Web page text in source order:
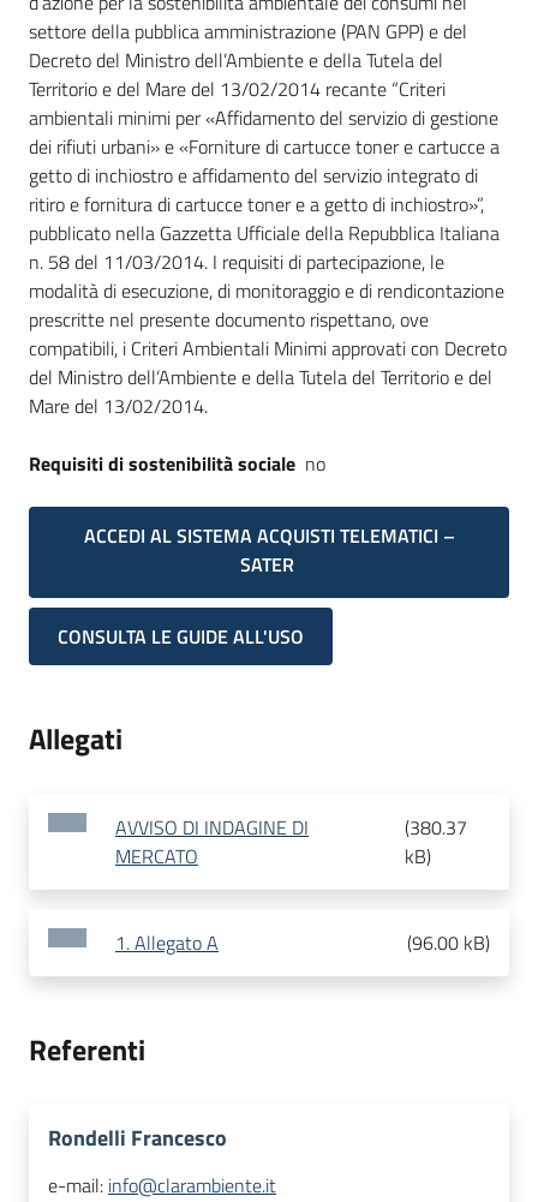
settore della pubblica amministrazione (PAN GPP) e del
Decreto del Ministro dell’Ambiente e della Tutela del
Territorio e del Mare del 13/02/2014 recante “Criteri
ambientali minimi per «Affidamento del servizio di gestione
dei rifiuti urbani» e «Forniture di cartucce toner e cartucce a
getto di inchiostro e affidamento del servizio integrato di
ritiro e fornitura di cartucce toner e a getto di inchiostro»”,
pubblicato nella Gazzetta Ufficiale della Repubblica Italiana
n. 58 del 11/03/2014. I requisiti di partecipazione, le
modalità di esecuzione, di monitoraggio e di rendicontazione
prescritte nel presente documento rispettano, ove
compatibili, i Criteri Ambientali Minimi approvati con Decreto
del Ministro dell’Ambiente e della Tutela del Territorio e del
Mare del 13/02/2014.
Requisiti di sostenibilità sociale no
ACCEDI AL SISTEMA ACQUISTI TELEMATICI –
SATER
CONSULTA LE GUIDE ALL'USO
Allegati
AVVISO DI INDAGINE DI
MERCATO
(380.37
kB)
1. Allegato A (96.00 kB)
Referenti
Rondelli Francesco
e-mail: info@clarambiente.it